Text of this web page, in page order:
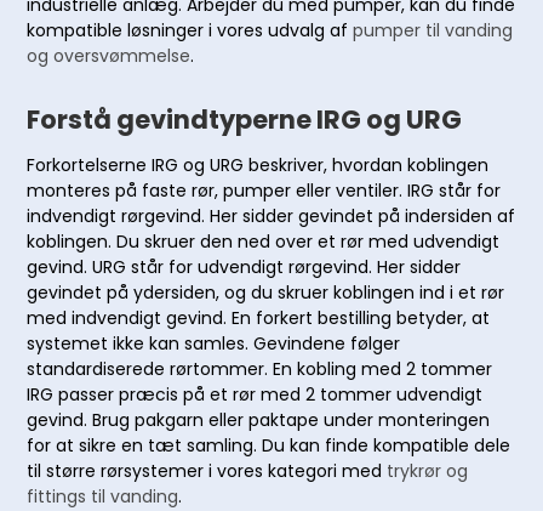
industrielle anlæg. Arbejder du med pumper, kan du finde
kompatible løsninger i vores udvalg afpumper til vanding
og oversvømmelse.
Forstå gevindtyperne IRG og URG
Forkortelserne IRG og URG beskriver, hvordan koblingen
monteres på faste rør, pumper eller ventiler. IRG står for
indvendigt rørgevind. Her sidder gevindet på indersiden af
koblingen. Du skruer den ned over et rør med udvendigt
gevind. URG står for udvendigt rørgevind. Her sidder
gevindet på ydersiden, og du skruer koblingen ind i et rør
med indvendigt gevind. En forkert bestilling betyder, at
systemet ikke kan samles. Gevindene følger
standardiserede rørtommer. En kobling med 2 tommer
IRG passer præcis på et rør med 2 tommer udvendigt
gevind. Brug pakgarn eller paktape under monteringen
for at sikre en tæt samling. Du kan finde kompatible dele
til større rørsystemer i vores kategori med trykrør og
fittings til vanding.